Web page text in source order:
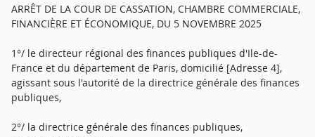
ARRÊT DE LA COUR DE CASSATION, CHAMBRE COMMERCIALE,
FINANCIÈRE ET ÉCONOMIQUE, DU 5 NOVEMBRE 2025
1°/ le directeur régional des finances publiques d'Ile-de-
France et du département de Paris, domicilié [Adresse 4],
agissant sous l'autorité de la directrice générale des finances
publiques,
2°/ la directrice générale des finances publiques,